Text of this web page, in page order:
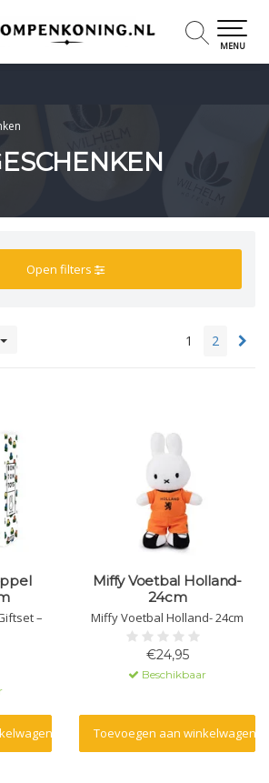
MENU
Open filters
1 2
–
Miffy Voetbal Holland-
24cm
Miffy Voetbal Holland- 24cm
€24,95
Beschikbaar
Toevoegen aan winkelwagen